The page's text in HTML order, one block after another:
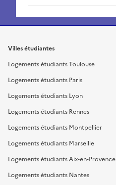
Villes étudiantes
Logements étudiants Toulouse
Logements étudiants Paris
Logements étudiants Lyon
Logements étudiants Rennes
Logements étudiants Montpellier
Logements étudiants Marseille
Logements étudiants Aix-en-Provence
Logements étudiants Nantes